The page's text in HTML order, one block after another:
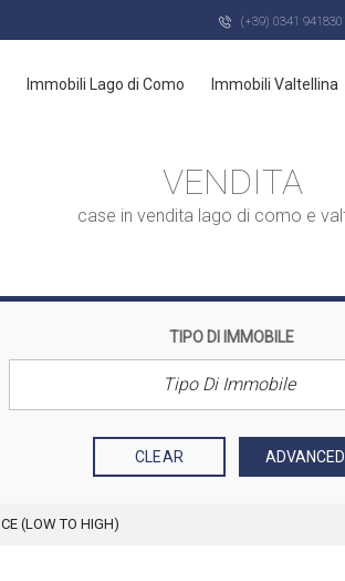
(+39) 0341 941830
Immobili Lago di Como Immobili Valtellina
VENDITA
case in vendita lago di como e
TIPO DI IMMOBILE
Tipo Di Immobile
CLEAR ADVANCED
(LOW TO HIGH)